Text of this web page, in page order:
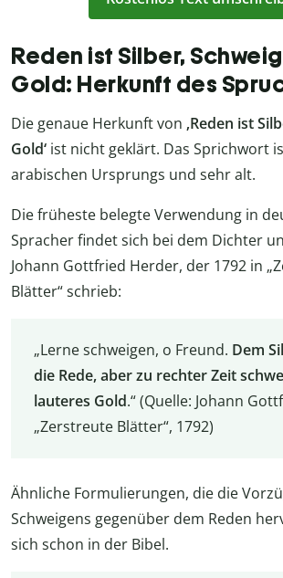
Reden ist Silber,
Gold: Herkunft des
Die genaue Herkunft von ‚Reden ist
Gold‘ ist nicht geklärt. Das Sprichwort
arabischen Ursprungs und sehr alt.
Die früheste belegte Verwendung in
Spracher findet sich bei dem Dichter
Johann Gottfried Herder, der 1792 in
Blätter“ schrieb:
„Lerne schweigen, o Freund. Dem
die Rede, aber zu rechter Zeit
lauteres Gold.“ (Quelle: Johann
„Zerstreute Blätter“, 1792)
Ähnliche Formulierungen, die die
Schweigens gegenüber dem Reden
sich schon in der Bibel.